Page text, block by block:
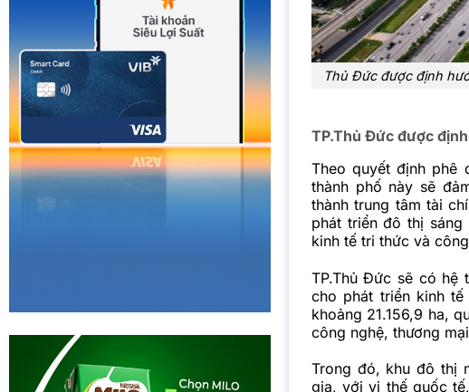
Thủ Đức được định
TP.Thủ Đức được
Theo quyết định phê
thành phố này sẽ
thành trung tâm tài
phát triển đô thị
kinh tế tri thức và
TP.Thủ Đức sẽ có hệ
cho phát triển kinh
khoảng 21.156,9 ha,
công nghệ, thương
Trong đó, khu đô thị
gia, với vị thế quốc